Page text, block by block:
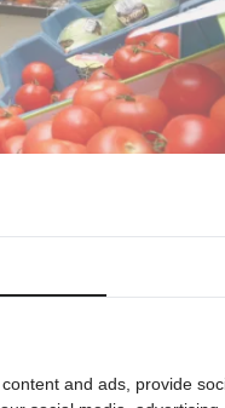
and ads, provide